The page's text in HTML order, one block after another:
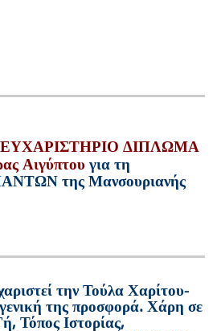
ΕΥΧΑΡΙΣΤΗΡΙΟ ΔΙΠΛΩΜΑ
Αιγύπτουγια τη
της Μανσουριανής
την Τούλα Χαρίτου-
της προσφορά. Χάρη σε
Τόπος Ιστορίας,